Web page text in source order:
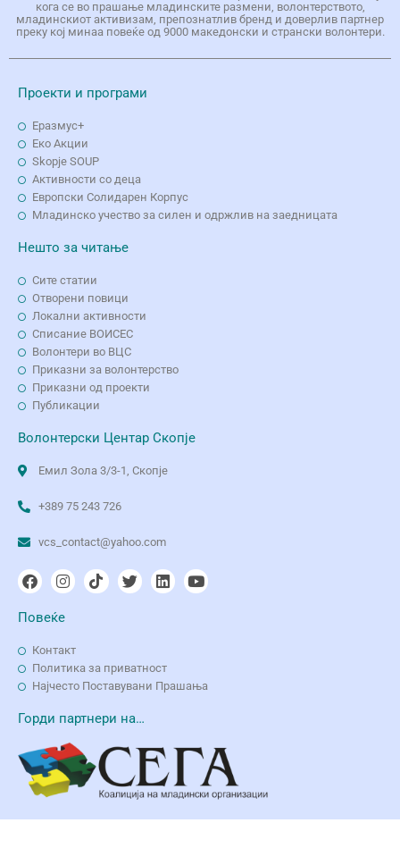
кога се во прашање младинските размени, волонтерството,
младинскиот активизам, препознатлив бренд и доверлив партнер
преку кој минаа повеќе од 9000 македонски и странски волонтери.
Проекти и програми
Еразмус+
Еко Aкции
Skopje SOUP
Активности со деца
Европски Солидарен Корпус
Младинско учество за силен и одржлив на заедницата
Нешто за читање
Сите статии
Отворени повици
Локални активности
Списание ВОИСЕС
Волонтери во ВЦС
Приказни за волонтерство
Приказни од проекти
Публикации
Волонтерски Центар Скопје
Емил Зола 3/3-1, Скопје
+389 75 243 726
vcs_contact@yahoo.com
Повеќе
Контакт
Политика за приватност
Најчесто Поставувани Прашања
Горди партнери на…